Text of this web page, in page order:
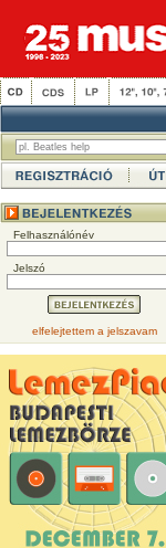
Felhasználónév
Jelszó
elfelejtettem a jelszavam